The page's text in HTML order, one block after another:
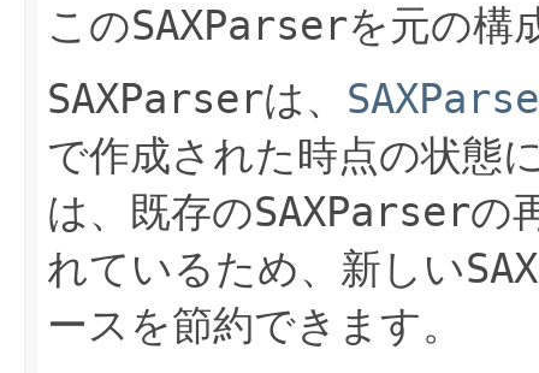
このSAXParserを元の構
SAXParserは、
で作成された時点の状態
は、既存のSAXParserの
れているため、新しい
ースを節約できます。